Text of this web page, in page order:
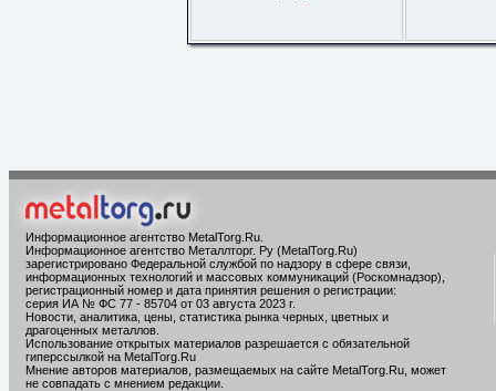
Информационное агентство MetalTorg.Ru
Информационное агентство Металлторг. Ру (MetalTorg.Ru)
зарегистрировано Федеральной службой по надзору в сфере связи,
информационных технологий и массовых коммуникаций (Роскомнадзор),
регистрационный номер и дата принятия решения о регистрации:
серия ИА № ФС 77 - 85704 от 03 августа 2023 г.
Новости, аналитика, цены, статистика рынка черных, цветных и
драгоценных металлов.
Использование открытых материалов разрешается с обязательной
гиперссылкой на MetalTorg.Ru
Мнение авторов материалов, размещаемых на сайте MetalTorg.Ru, может
не совпадать с мнением редакции.